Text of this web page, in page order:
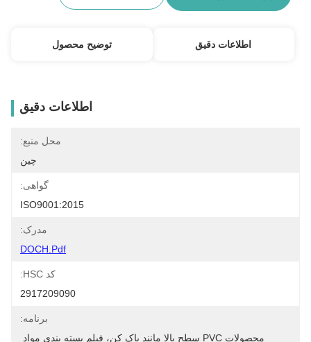
اطلاعات دقیق توضیح محصول
اطلاعات دقیق
محل منبع:
چین
گواهی:
ISO9001:2015
مدرک:
DOCH.pdf
کد HSC:
2917209090
برنامه: